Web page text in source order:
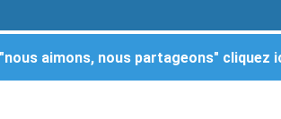
aimons, nous partageons" cliquez